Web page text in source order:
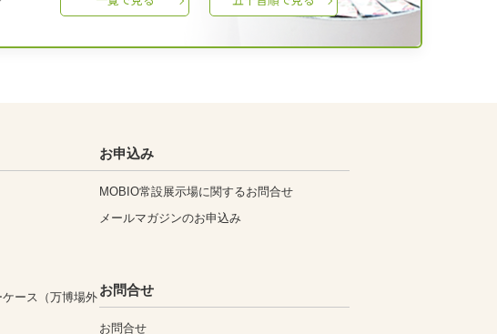
ース（万博場外
お申込み
MOBIO常設展示場に関するお問合せ
メールマガジンのお申込み
お問合せ
お問合せ